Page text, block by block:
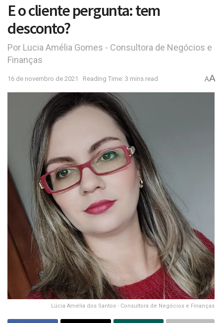
E o cliente pergunta: tem
desconto?
Por Lucia Amélia Gomes - Consultora de Negócios e
Finanças
16 de novembro de 2021 Reading Time: 3 mins read AA
Lúcia Amélia dos Santos - Consultora de Negócios e Finanças